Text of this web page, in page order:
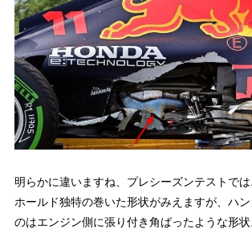
明らかに違いますね、プレシーズンテストで
ホールド独特の巻いた形状がみえますが、ハ
のはエンジン側に張り付き角ばったような形状